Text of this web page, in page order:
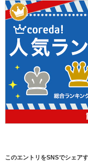
このエントリをSNSでシェア